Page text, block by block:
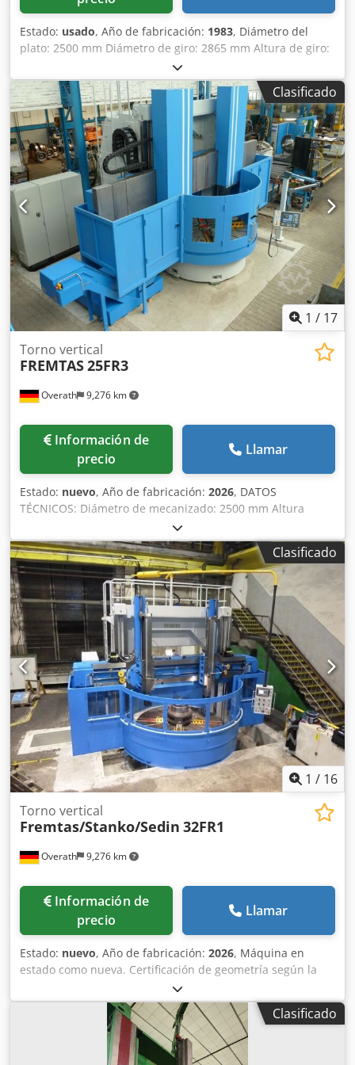
alimentación de aire comprimido y otros consumibles
Conexión de aire comprimido: 6 bar libre de aceite y agua
3.6 Consumo de energía y condiciones Cedpfx Ajuddcgji
Serf Tensión: 3 x 400 V Tensión de control: 24 V Frecuencia:
50 Hz Protección por fusible: 315 A Dimensiones
principales y peso de la máquina Longitud: 7.730 mm
Anchura: 6.240 mm Altura: 6.700 mm Peso: 85,750 kg
Herramienta: Soporte Capto 60 No accionado Placa frontal
Diámetro de giro de la placa frontal 3.200 mm Diámetro
del disco de su
Estado: usado, Año de fabricación: 1983, Diámetro del
plato: 2500 mm Diámetro de giro: 2865 mm Altura de giro:
3000 mm Control: R & D Tipo: MTC 4 Soporte: 2
Desplazamiento del soporte: 1500 mm Velocidad de giro:
140 rpm Cambio de herramienta: 12 posiciones Máquina
reacondicionada en 2004 Los datos técnicos son
especificaciones del fabricante y/u operador y, por lo
tanto, no son vinculantes para nosotros. Nos reservamos el
derecho de venta previa; se aplican exclusivamente
nuestras condiciones generales de venta. Cedpfx Ajyqr Sfji
Serf Sobre nosotros Más de 400 máquinas propias en stock
Más de 15.000 m² de superficie de almacenamiento,
capacidad de grúa de 70 t Más de 10.000 artículos y
accesorios para su taller ¿Quiere vender máquinas, líneas
de producción o su empresa? ¡Contáctenos! Puede
encontrar más ofertas en nuestro sitio web. Las visitas son
posibles previa cita. Esperamos su visita. Su equipo de
Markus Hirsch
Clasificado
1 / 17
Overath 9,276 km
Torno vertical
FREMTAS25FR3
Información de
precio
Llamar
Estado: nuevo, Año de fabricación: 2026, DATOS
TÉCNICOS: Diámetro de mecanizado: 2500 mm Altura
máxima de la pieza: 1600 mm Peso máximo de la pieza:
16000 kg Diámetro del plato: 2240 mm Rango de
velocidades del plato: 0-100 rpm Par máximo del plato:
50000 Nm Potencia del accionamiento principal: 75 kW
EQUIPAMIENTO: - Diseño con 1 o 2 soportes - Sistema de
cambio rápido Capto / portaherramientas de acero triple -
Cubierta telescópica - Lubricación centralizada SKF/VOGEL
- 12 meses de garantía - Equipo eléctrico completo 230/400
V, 50 Hz, fabricado en Alemania, cumple con la norma CE
OPCIONES: - Encerramiento de la máquina - Transportador
de virutas Cjdpfx Aecxlylsi Serf - Preparación para el
sistema de refrigeración - Torreta - Herramientas
accionadas -... CONTROL: FAGOR o SIEMENS Plazo de
entrega: aproximadamente 7-9 meses OTROS: Aprobación
de la geometría según DIN 8609
Clasificado
1 / 16
Overath 9,276 km
Torno vertical
Fremtas/Stanko/Sedin 32FR1
Información de
precio
Llamar
Estado: nuevo, Año de fabricación: 2026, Máquina en
estado como nueva. Certificación de geometría según la
norma DIN 8609. Garantía de 12 meses para todos los
daños. Control: convencional/PLC Siemens con control de
mesa rotatoria. Crodpfx Aecht Tnsi Sof Pantalla digital de 4
ejes de la empresa Fagor/ACU-RITE o Heidenhain. Equipo
eléctrico completo 230/400 V, 50 Hz, fabricación alemana,
Clasificado